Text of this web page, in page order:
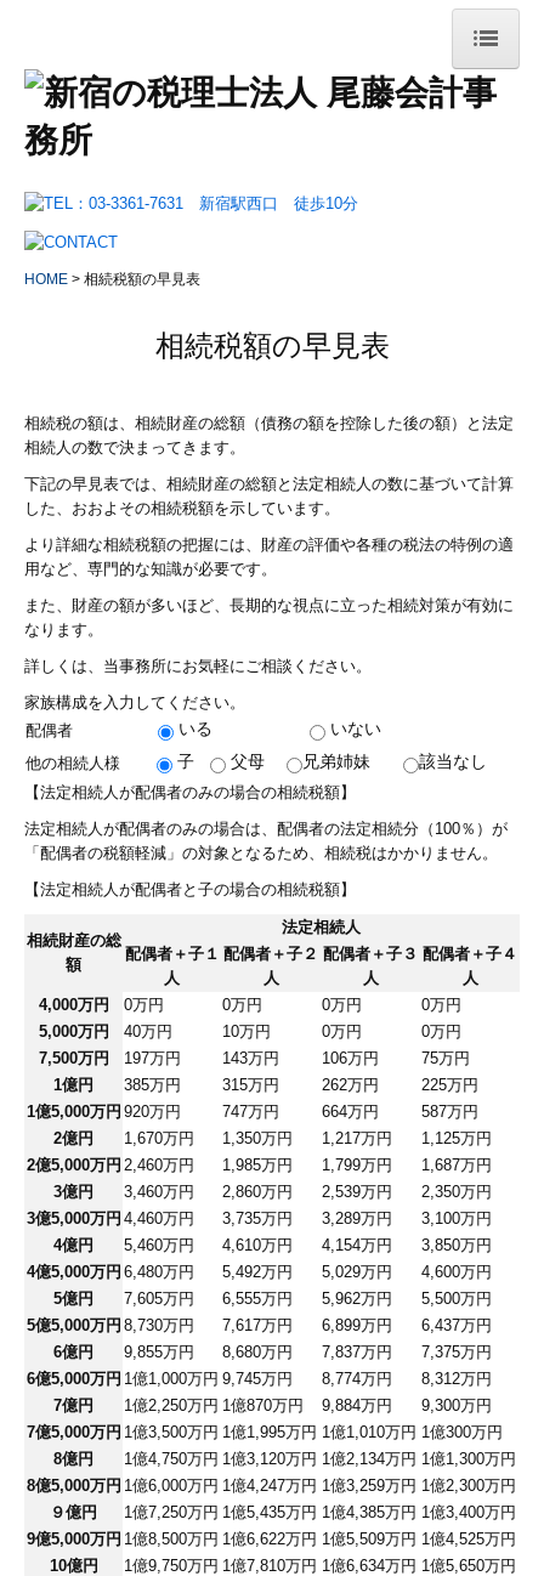
HOME
事務所案内
事務所概要
法人のお客様
確定申告が必要なお客様
相続・贈与相談のお客様
医療関係のお客様
社会福祉法人のお客様
料金について
お問合せ
お問合せフォーム
無料相談について
HOME 相続税額の早見表
相続税額の早見表
相続税の額は、相続財産の総額（債務の額を控除した後の額）と法定
相続人の数で決まってきます。
下記の早見表では、相続財産の総額と法定相続人の数に基づいて計算
した、おおよその相続税額を示しています。
より詳細な相続税額の把握には、財産の評価や各種の税法の特例の適
用など、専門的な知識が必要です。
また、財産の額が多いほど、長期的な視点に立った相続対策が有効に
なります。
詳しくは、当事務所にお気軽にご相談ください。
家族構成を入力してください。
配偶者
いる いない
他の相続人様 子 父母 兄弟姉妹 該当なし
【法定相続人が配偶者のみの場合の相続税額】
法定相続人が配偶者のみの場合は、配偶者の法定相続分（100％）が
「配偶者の税額軽減」の対象となるため、相続税はかかりません。
【法定相続人が配偶者と子の場合の相続税額】
相続財産の総
額
法定相続人
配偶者＋子１
人
配偶者＋子２
人
配偶者＋子３
人
配偶者＋子４
人
4,000万円
0万円 0万円 0万円
0万円
5,000万円
40万円 10万円 0万円
0万円
7,500万円
197万円 143万円 106万円
75万円
1億円
385万円 315万円 262万円
225万円
1億5,000万円 920万円 747万円 664万円
587万円
2億円
1,670万円 1,350万円 1,217万円
1,125万円
2億5,000万円 2,460万円 1,985万円 1,799万円
1,687万円
3億円
3,460万円 2,860万円 2,539万円
2,350万円
3億5,000万円 4,460万円 3,735万円 3,289万円
3,100万円
4億円
5,460万円 4,610万円 4,154万円
3,850万円
4億5,000万円 6,480万円 5,492万円 5,029万円
4,600万円
5億円
7,605万円 6,555万円 5,962万円
5,500万円
5億5,000万円 8,730万円 7,617万円 6,899万円
6,437万円
6億円
9,855万円 8,680万円 7,837万円
7,375万円
6億5,000万円 1億1,000万円 9,745万円 8,774万円
8,312万円
7億円
1億2,250万円 1億870万円 9,884万円
9,300万円
7億5,000万円 1億3,500万円 1億1,995万円 1億1,010万円 1億300万円
8億円
1億4,750万円 1億3,120万円 1億2,134万円 1億1,300万円
8億5,000万円 1億6,000万円 1億4,247万円 1億3,259万円 1億2,300万円
９億円
1億7,250万円 1億5,435万円 1億4,385万円 1億3,400万円
9億5,000万円 1億8,500万円 1億6,622万円 1億5,509万円 1億4,525万円
10億円
1億9,750万円 1億7,810万円 1億6,634万円 1億5,650万円